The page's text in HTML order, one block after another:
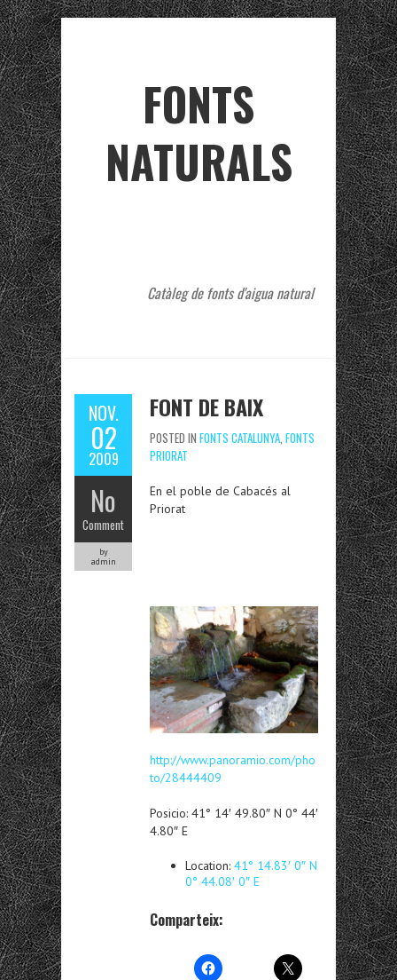
FONTS
NATURALS
Catàleg de fonts d'aigua natural
NOV.
02
2009
No
Comment
by
admin
FONT DE BAIX
POSTED IN FONTS CATALUNYA, FONTS
PRIORAT
En el poble de Cabacés al
Priorat
http://www.panoramio.com/pho
to/28444409
Posicio: 41° 14′ 49.80″ N 0° 44′
4.80″ E
Location: 41° 14.83′ 0″ N
0° 44.08′ 0″ E
Comparteix: